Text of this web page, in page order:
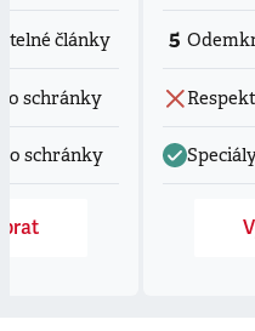
články
schránky
schránky
5